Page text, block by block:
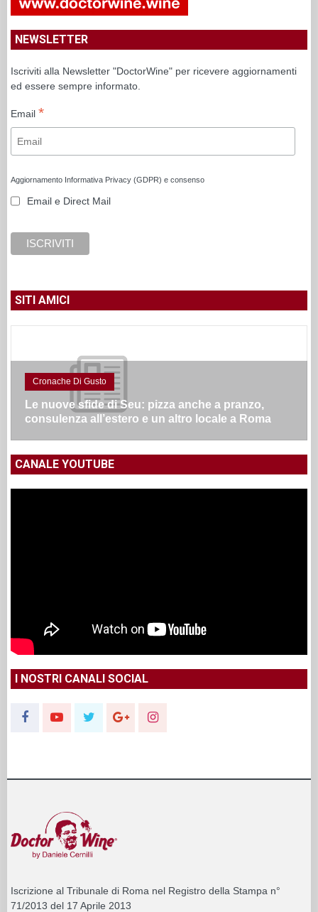
NEWSLETTER
Iscriviti alla Newsletter "DoctorWine" per ricevere aggiornamenti
ed essere sempre informato.
Email *
Aggiornamento Informativa Privacy (GDPR) e consenso
Email e Direct Mail
SITI AMICI
Cronache Di Gusto
Le nuove sfide di Seu: pizza anche a pranzo,
consulenza all’estero e un altro locale a Roma
CANALE YOUTUBE
I NOSTRI CANALI SOCIAL
Iscrizione al Tribunale di Roma nel Registro della Stampa n°
71/2013 del 17 Aprile 2013